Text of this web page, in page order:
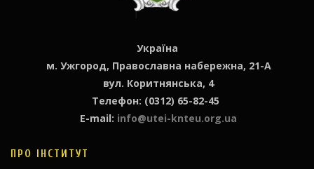
Україна
м. Ужгород, Православна набережна, 21-А
вул. Коритнянська, 4
Телефон: (0312) 65-82-45
E-mail: info@utei-knteu.org.ua
ПРО ІНСТИТУТ